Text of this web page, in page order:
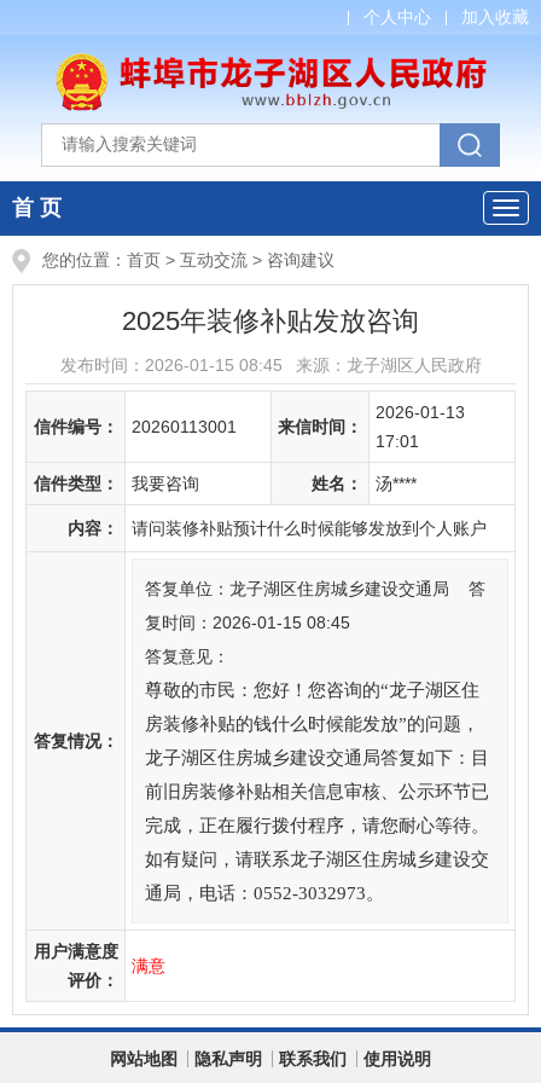
个人中心 加入收藏
首 页
您的位置： 首页 > 互动交流 > 咨询建议
2025年装修补贴发放咨询
发布时间： 2026-01-15 08:45 来源： 龙子湖区人民政府
信件编号： 20260113001 来信时间：
2026-01-13
17:01
信件类型： 我要咨询 姓名： 汤****
内容： 请问装修补贴预计什么时候能够发放到个人账户
答复情况：
答复单位：龙子湖区住房城乡建设交通局 答
复时间：2026-01-15 08:45
答复意见：
尊敬的市民：您好！您咨询的“龙子湖区住
房装修补贴的钱什么时候能发放”的问题，
龙子湖区住房城乡建设交通局答复如下：目
前旧房装修补贴相关信息审核、公示环节已
完成，正在履行拨付程序，请您耐心等待。
如有疑问，请联系龙子湖区住房城乡建设交
通局，电话：0552-3032973。
用户满意度
评价：
满意
网站地图 隐私声明 联系我们 使用说明